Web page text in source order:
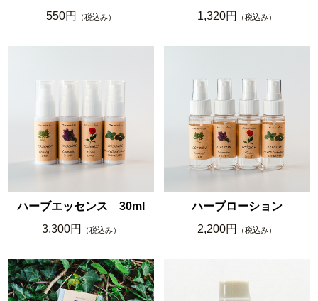
550円
（税込み）
1,320円
（税込み）
ハーブエッセンス 30ml
3,300円
（税込み）
ハーブローション
2,200円
（税込み）